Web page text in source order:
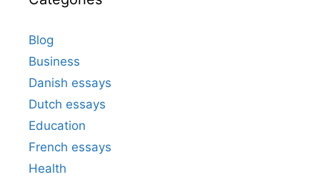
Blog
Business
Danish essays
Dutch essays
Education
French essays
Health